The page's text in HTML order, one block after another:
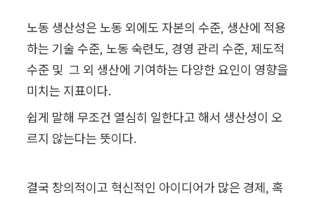
노동 생산성은 노동 외에도 자본의 수준, 생산에 적용
하는 기술 수준, 노동 숙련도, 경영 관리 수준, 제도적
수준 및  그 외 생산에 기여하는 다양한 요인이 영향을
미치는 지표이다.
쉽게 말해 무조건 열심히 일한다고 해서 생산성이 오
르지 않는다는 뜻이다.
결국 창의적이고 혁신적인 아이디어가 많은 경제, 혹